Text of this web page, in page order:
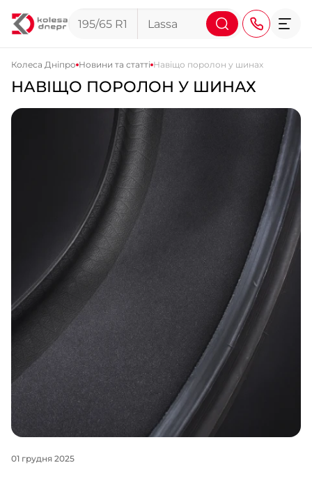
+38 (095) 276-44-44
+38 (067) 911-14-14
+38 (098) 911-911-0
- на Тополі
+38 (098) 911-911-4
+38 (077) 7-184-184
- Донецьке шосе
+38 (050)-911-911-2
- Щепкіна
+38 (099)-643-33-77
- Тополь
+38 (068)-923-74-19
- Калинова
Колеса Дніпро Новини та статті Навіщо поролон у шинах
НАВІЩО ПОРОЛОН У ШИНАХ
01 грудня 2025